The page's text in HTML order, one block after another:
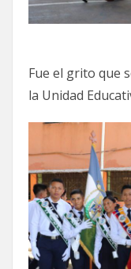
Fue el grito que
la Unidad